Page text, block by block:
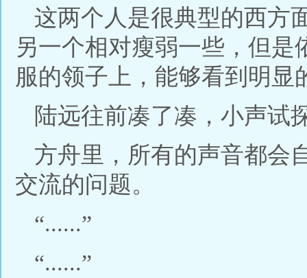
这两个人是很典型的西方
另一个相对瘦弱一些，但
服的领子上，能够看到明显
陆远往前凑了凑，小声试
方舟里，所有的声音都会
交流的问题。
“......”
“......”